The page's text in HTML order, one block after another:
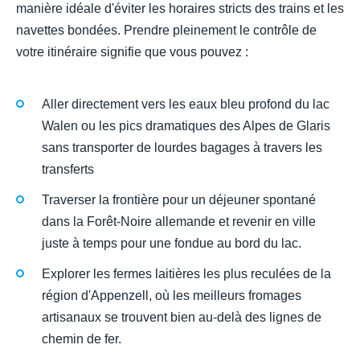
manière idéale d'éviter les horaires stricts des trains et les
navettes bondées. Prendre pleinement le contrôle de
votre itinéraire signifie que vous pouvez :
Aller directement vers les eaux bleu profond du lac
Walen ou les pics dramatiques des Alpes de Glaris
sans transporter de lourdes bagages à travers les
transferts
Traverser la frontière pour un déjeuner spontané
dans la Forêt-Noire allemande et revenir en ville
juste à temps pour une fondue au bord du lac.
Explorer les fermes laitières les plus reculées de la
région d'Appenzell, où les meilleurs fromages
artisanaux se trouvent bien au-delà des lignes de
chemin de fer.